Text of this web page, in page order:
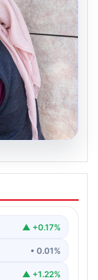
▲ +0.17%
• 0.01%
▲ +1.22%